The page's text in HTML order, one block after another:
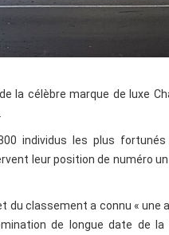
la célèbre marque de luxe
individus les plus fortunés
leur position de numéro
du classement a connu «
de longue date de